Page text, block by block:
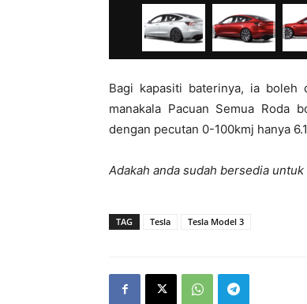
Bagi kapasiti baterinya, ia boleh
manakala Pacuan Semua Roda
dengan pecutan 0-100kmj hanya
Adakah anda sudah bersedia
TAG Tesla Tesla Model 3